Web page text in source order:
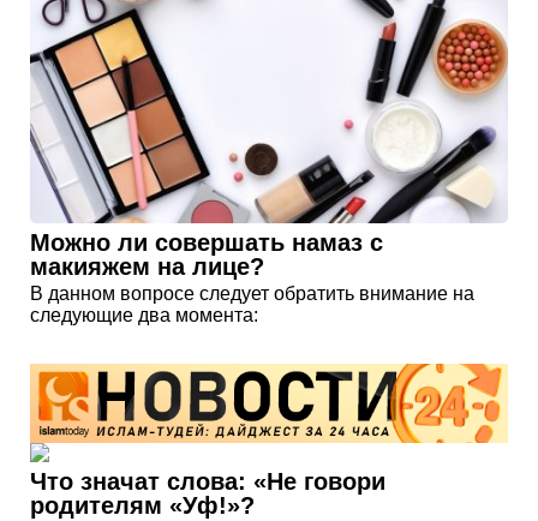
Можно ли совершать намаз с
макияжем на лице?
В данном вопросе следует обратить внимание на
следующие два момента:
Что значат слова: «Не говори
родителям «Уф!»?